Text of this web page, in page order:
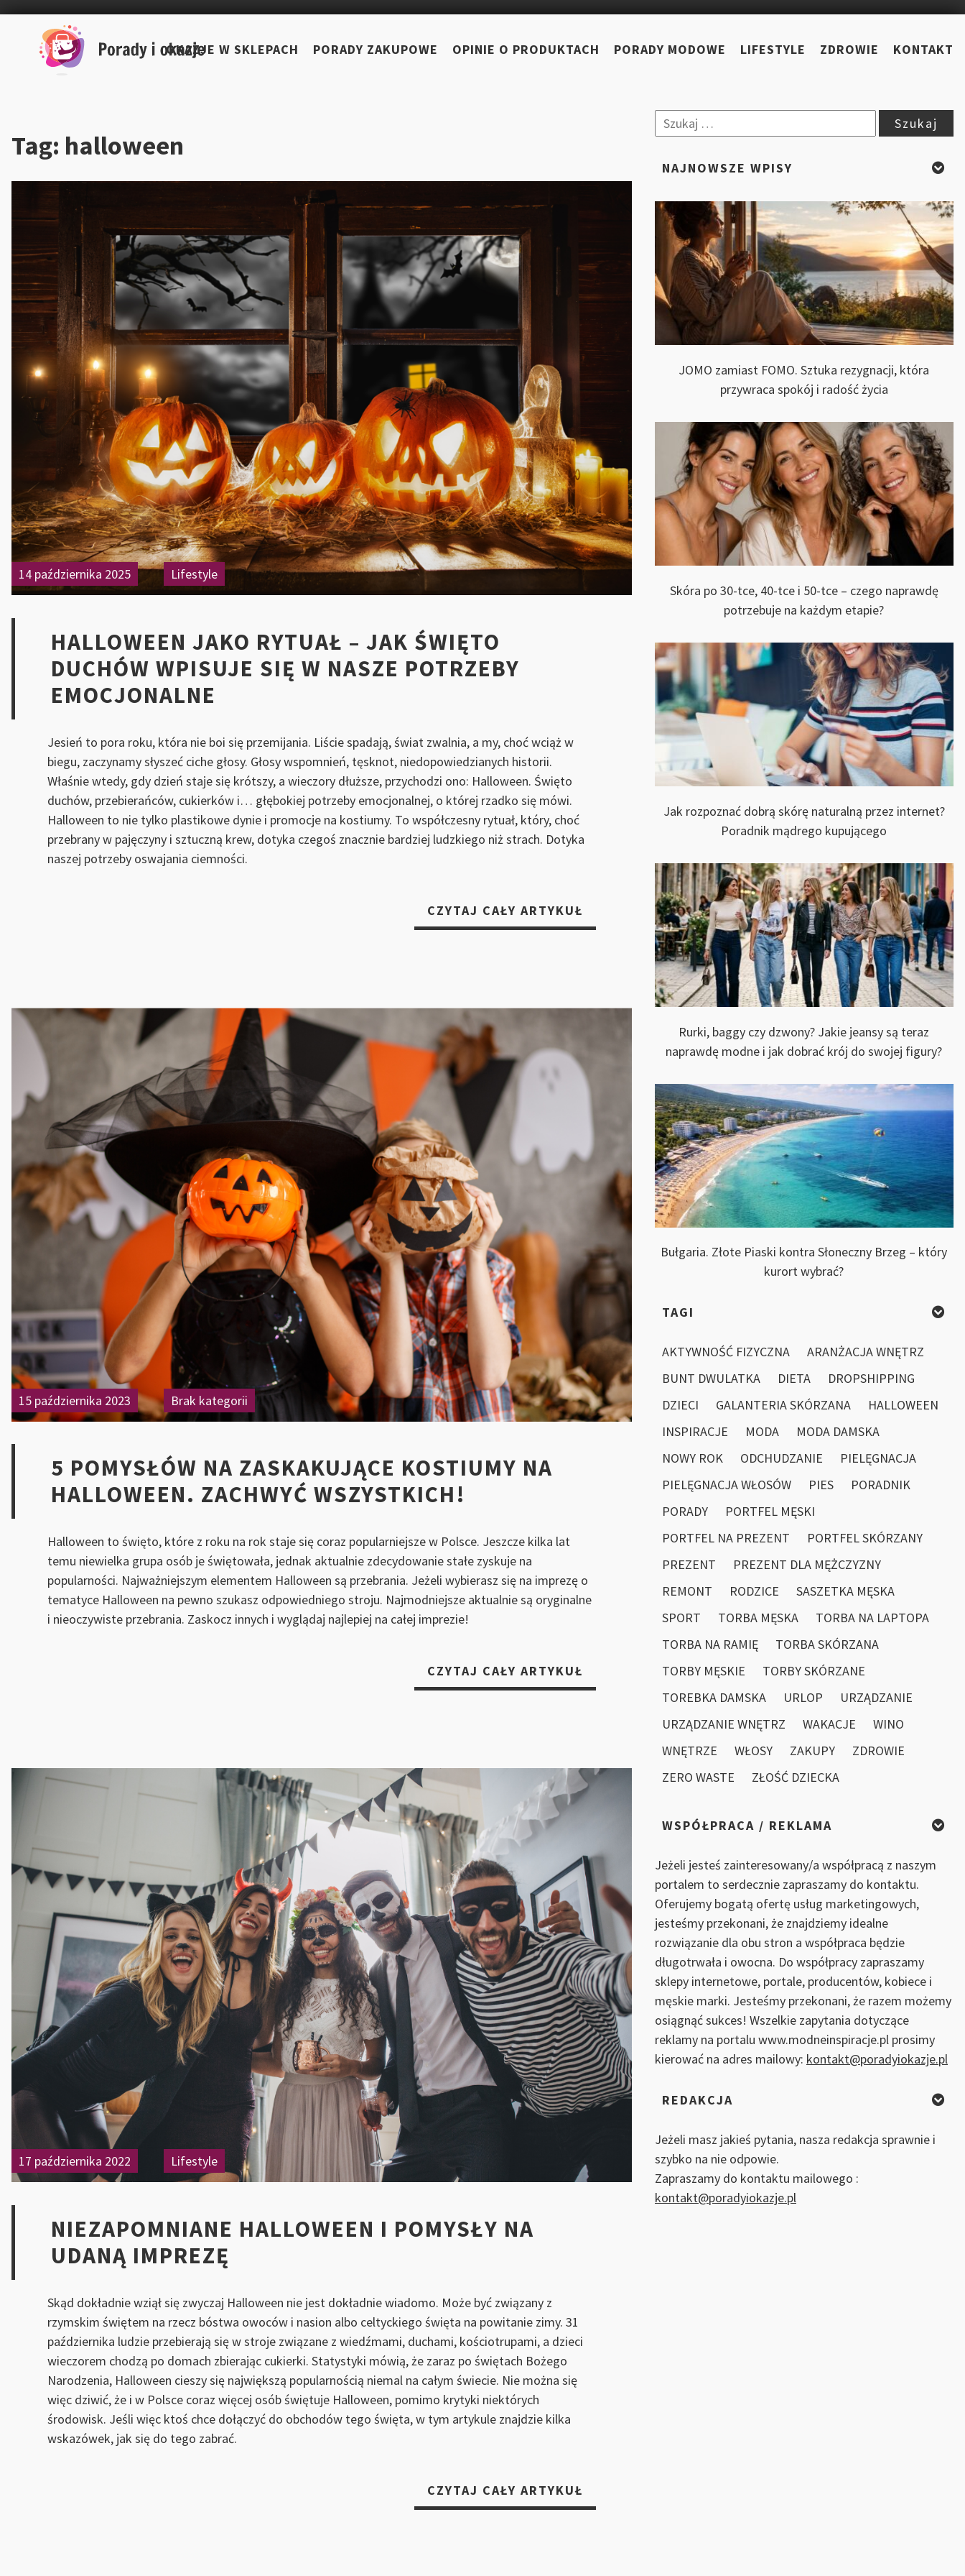
OKAZJE W SKLEPACH PORADY ZAKUPOWE OPINIE O PRODUKTACH PORADY MODOWE LIFESTYLE ZDROWIE KONTAKT
Tag: halloween
14 października 2025 Lifestyle
HALLOWEEN JAKO RYTUAŁ – JAK ŚWIĘTO
DUCHÓW WPISUJE SIĘ W NASZE POTRZEBY
EMOCJONALNE
Jesień to pora roku, która nie boi się przemijania. Liście spadają, świat zwalnia, a my, choć wciąż w
biegu, zaczynamy słyszeć ciche głosy. Głosy wspomnień, tęsknot, niedopowiedzianych historii.
Właśnie wtedy, gdy dzień staje się krótszy, a wieczory dłuższe, przychodzi ono: Halloween. Święto
duchów, przebierańców, cukierków i… głębokiej potrzeby emocjonalnej, o której rzadko się mówi.
Halloween to nie tylko plastikowe dynie i promocje na kostiumy. To współczesny rytuał, który, choć
przebrany w pajęczyny i sztuczną krew, dotyka czegoś znacznie bardziej ludzkiego niż strach. Dotyka
naszej potrzeby oswajania ciemności.
CZYTAJ CAŁY ARTYKUŁ „HALLOWEEN
JAKO
ŚWIĘTO
SIĘ
W
EMOCJONALNE”
15 października 2023 Brak kategorii
5 POMYSŁÓW NA ZASKAKUJĄCE KOSTIUMY NA
HALLOWEEN. ZACHWYĆ WSZYSTKICH!
Halloween to święto, które z roku na rok staje się coraz popularniejsze w Polsce. Jeszcze kilka lat
temu niewielka grupa osób je świętowała, jednak aktualnie zdecydowanie stałe zyskuje na
popularności. Najważniejszym elementem Halloween są przebrania. Jeżeli wybierasz się na imprezę o
tematyce Halloween na pewno szukasz odpowiedniego stroju. Najmodniejsze aktualnie są oryginalne
i nieoczywiste przebrania. Zaskocz innych i wyglądaj najlepiej na całej imprezie!
CZYTAJ CAŁY ARTYKUŁ
POMYSŁÓW
ZASKAKUJĄCE
NA
HALLOWEEN.
WSZYSTKICH!”
17 października 2022 Lifestyle
NIEZAPOMNIANE HALLOWEEN I POMYSŁY NA
UDANĄ IMPREZĘ
Skąd dokładnie wziął się zwyczaj Halloween nie jest dokładnie wiadomo. Może być związany z
rzymskim świętem na rzecz bóstwa owoców i nasion albo celtyckiego święta na powitanie zimy. 31
października ludzie przebierają się w stroje związane z wiedźmami, duchami, kościotrupami, a dzieci
wieczorem chodzą po domach zbierając cukierki. Statystyki mówią, że zaraz po świętach Bożego
Narodzenia, Halloween cieszy się największą popularnością niemal na całym świecie. Nie można się
więc dziwić, że i w Polsce coraz więcej osób świętuje Halloween, pomimo krytyki niektórych
środowisk. Jeśli więc ktoś chce dołączyć do obchodów tego święta, w tym artykule znajdzie kilka
wskazówek, jak się do tego zabrać.
CZYTAJ CAŁY ARTYKUŁ
HALLOWEEN
Szukaj:
NAJNOWSZE WPISY
JOMO zamiast FOMO. Sztuka rezygnacji, która
przywraca spokój i radość życia
Skóra po 30-tce, 40-tce i 50-tce – czego naprawdę
potrzebuje na każdym etapie?
Jak rozpoznać dobrą skórę naturalną przez internet?
Poradnik mądrego kupującego
Rurki, baggy czy dzwony? Jakie jeansy są teraz
naprawdę modne i jak dobrać krój do swojej figury?
Bułgaria. Złote Piaski kontra Słoneczny Brzeg – który
kurort wybrać?
TAGI
AKTYWNOŚĆ FIZYCZNA
ARANŻACJA WNĘTRZ
BUNT DWULATKA
DIETA
DROPSHIPPING
DZIECI
GALANTERIA SKÓRZANA
HALLOWEEN
INSPIRACJE
MODA
MODA DAMSKA
NOWY ROK
ODCHUDZANIE
PIELĘGNACJA
PIELĘGNACJA WŁOSÓW
PIES
PORADNIK
PORADY
PORTFEL MĘSKI
PORTFEL NA PREZENT
PORTFEL SKÓRZANY
PREZENT
PREZENT DLA MĘŻCZYZNY
REMONT
RODZICE
SASZETKA MĘSKA
SPORT
TORBA MĘSKA
TORBA NA LAPTOPA
TORBA NA RAMIĘ
TORBA SKÓRZANA
TORBY MĘSKIE
TORBY SKÓRZANE
TOREBKA DAMSKA
URLOP
URZĄDZANIE
URZĄDZANIE WNĘTRZ
WAKACJE
WINO
WNĘTRZE
WŁOSY ZAKUPY
ZDROWIE
ZERO WASTE
ZŁOŚĆ DZIECKA
WSPÓŁPRACA / REKLAMA
Jeżeli jesteś zainteresowany/a współpracą z naszym
portalem to serdecznie zapraszamy do kontaktu.
Oferujemy bogatą ofertę usług marketingowych,
jesteśmy przekonani, że znajdziemy idealne
rozwiązanie dla obu stron a współpraca będzie
długotrwała i owocna. Do współpracy zapraszamy
sklepy internetowe, portale, producentów, kobiece i
męskie marki. Jesteśmy przekonani, że razem możemy
osiągnąć sukces! Wszelkie zapytania dotyczące
reklamy na portalu www.modneinspiracje.pl prosimy
kierować na adres mailowy: kontakt@poradyiokazje.pl
REDAKCJA
Jeżeli masz jakieś pytania, nasza redakcja sprawnie i
szybko na nie odpowie.
Zapraszamy do kontaktu mailowego :
kontakt@poradyiokazje.pl